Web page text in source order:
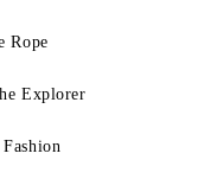
Rope
Explorer